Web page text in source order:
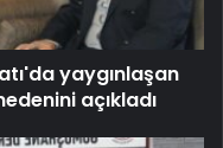
yaygınlaşan
açıkladı